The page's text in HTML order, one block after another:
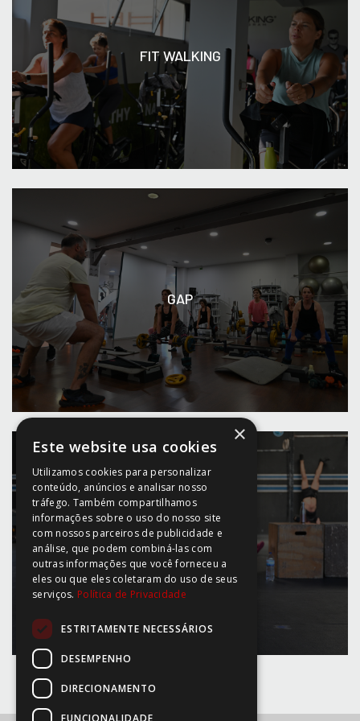
FIT WALKING
GAP
CROSSTRAINING
×
Este website usa cookies
Utilizamos cookies para personalizar
conteúdo, anúncios e analisar nosso
tráfego. Também compartilhamos
informações sobre o uso do nosso site
com nossos parceiros de publicidade e
análise, que podem combiná-las com
outras informações que você forneceu a
eles ou que eles coletaram do uso de seus
serviços. Política de Privacidade
ESTRITAMENTE NECESSÁRIOS
DESEMPENHO
DIRECIONAMENTO
FUNCIONALIDADE